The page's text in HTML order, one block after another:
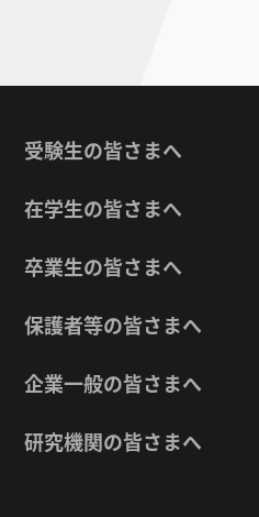
受験生の皆さまへ
在学生の皆さまへ
卒業生の皆さまへ
保護者等の皆さまへ
企業一般の皆さまへ
研究機関の皆さまへ